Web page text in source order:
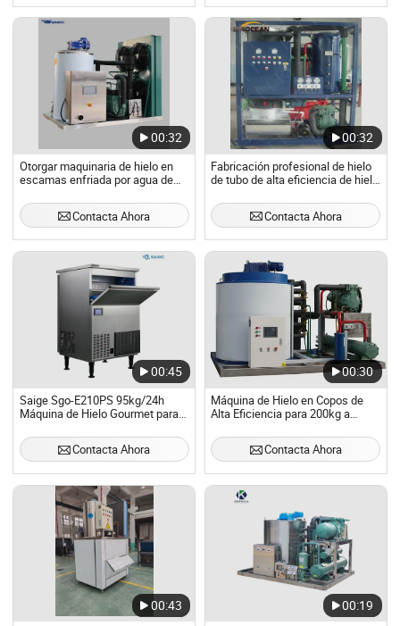
00:32
Otorgar maquinaria de hielo en
escamas enfriada por agua de
5-10t
Contacta Ahora
00:32
Fabricación profesional de hielo
de tubo de alta eficiencia de hielo
máquina
Contacta Ahora
00:45
Saige Sgo-E210PS 95kg/24h
Máquina de Hielo Gourmet para
Hielo Fabricante de Hielo
Máquina de HieloContacta Ahora
00:30
Máquina de Hielo en Copos de
Alta Eficiencia para 200kg a
Contacta Ahora
00:43 00:19